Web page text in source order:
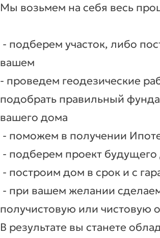
Мы возьмем на себя весь
- подберем участок, либо
вашем
- проведем геодезические
подобрать правильный
вашего дома
- поможем в получении
- подберем проект
- построим дом в срок и с
- при вашем желании
получистовую или чистовую
В результате вы станете